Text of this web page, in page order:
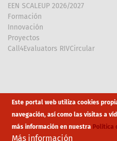
EEN SCALEUP 2026/2027
Formación
Innovación
Proyectos
Call4Evaluators RIVCircular
Array
Footer
Este portal web utiliza cookies
navegación, así como las visitas a
más información en nuestra Política
Más información